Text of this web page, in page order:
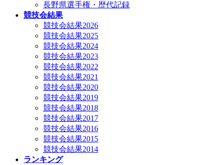
長野県選手権・歴代記録
競技会結果
競技会結果2026
競技会結果2025
競技会結果2024
競技会結果2023
競技会結果2022
競技会結果2021
競技会結果2020
競技会結果2019
競技会結果2018
競技会結果2017
競技会結果2016
競技会結果2015
競技会結果2014
ランキング